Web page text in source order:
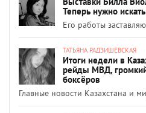
Теперь нужно
Его работы
ТАТЬЯНА РАДЗИШЕВСКАЯ
Итоги недели в
рейды МВД,
боксёров
Главные новости Казахстана и